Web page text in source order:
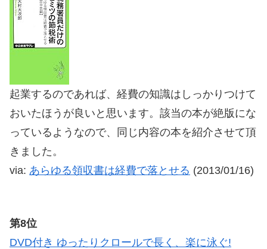
起業するのであれば、経費の知識はしっかりつけて
おいたほうが良いと思います。該当の本が絶版にな
っているようなので、同じ内容の本を紹介させて頂
きました。
via: あらゆる領収書は経費で落とせる (2013/01/16)
第8位
DVD付き ゆったりクロールで長く、楽に泳ぐ!